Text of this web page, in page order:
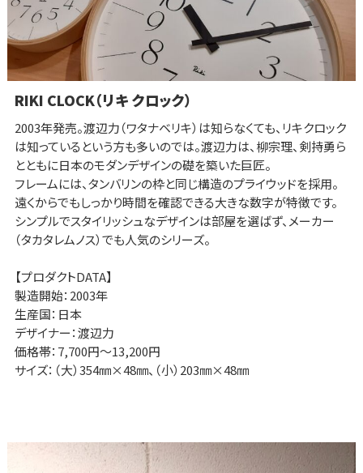
RIKI CLOCK（リキ クロック）
2003年発売。渡辺力（ワタナベリキ）は知らなくても、リキクロック
は知っているという方も多いのでは。渡辺力は、柳宗理、剣持勇ら
とともに日本のモダンデザインの礎を築いた巨匠。
フレームには、タンバリンの枠と同じ構造のプライウッドを採用。
遠くからでもしっかり時間を確認できる大きな数字が特徴です。
シンプルでスタイリッシュなデザインは部屋を選ばず、メーカー
（タカタレムノス）でも人気のシリーズ。
【プロダクトDATA】
製造開始：2003年
生産国：日本
デザイナー：渡辺力
価格帯：7,700円～13,200円
サイズ：（大）354㎜×48㎜、（小）203㎜×48㎜